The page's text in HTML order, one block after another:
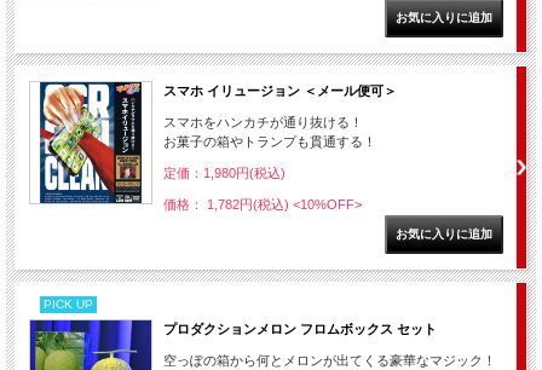
スマホ イリュージョン ＜メール便可＞
スマホをハンカチが通り抜ける！
お菓子の箱やトランプも貫通する！
定価：1,980円(税込)
価格： 1,782円(税込) <10%OFF>
PICK UP
プロダクションメロン フロムボックス セット
空っぽの箱から何とメロンが出てくる豪華なマジック！